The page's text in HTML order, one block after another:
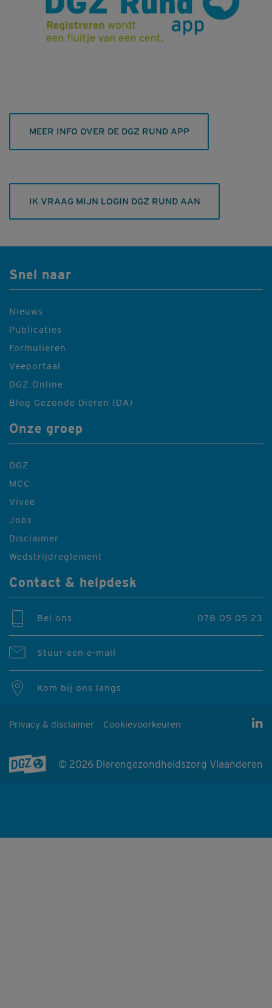
MEER INFO OVER DE DGZ RUND APP
IK VRAAG MIJN LOGIN DGZ RUND AAN
Snel naar
Nieuws
Publicaties
Formulieren
Veeportaal
DGZ Online
Blog Gezonde Dieren (DA)
Onze groep
DGZ
MCC
Vivee
Jobs
Disclaimer
Wedstrijdreglement
Contact & helpdesk
Bel ons 078 05 05 23
Stuur een e-mail
Kom bij ons langs
Privacy & disclaimer Cookievoorkeuren
© 2026 Dierengezondheidszorg Vlaanderen